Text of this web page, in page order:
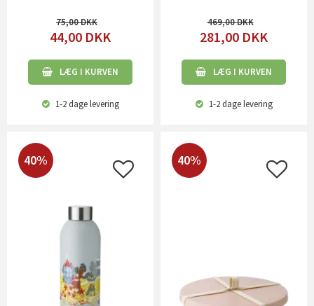
75,00
44,00 DKK
LÆG I KURVEN
1-2 dagelevering
469,00
281,00 DKK
LÆG I KURVEN
1-2 dagelevering
40% 40%